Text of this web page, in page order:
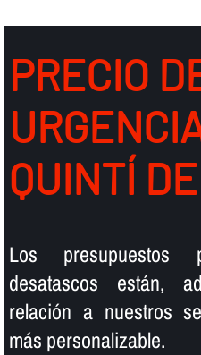
PRECIO
QUINTÍ
Los presupuestos
desatascos están,
relación a nuestros
más personalizable.